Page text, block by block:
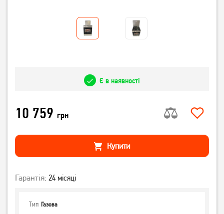
Є в наявності
10 759 грн
Купити
Гарантія: 24 місяці
Тип Газова